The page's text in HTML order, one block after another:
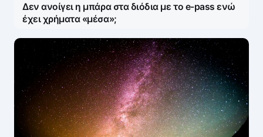
Δεν ανοίγει η μπάρα στα διόδια με το e-pass ενώ
έχει χρήματα «μέσα»;